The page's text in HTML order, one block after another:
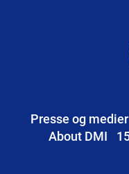
Presse og medier
About DMI